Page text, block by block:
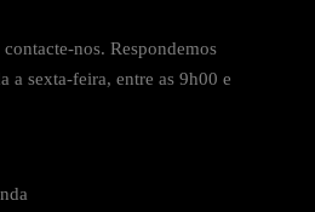
nos. Respondemos
a sexta-feira, entre as 9h00 e